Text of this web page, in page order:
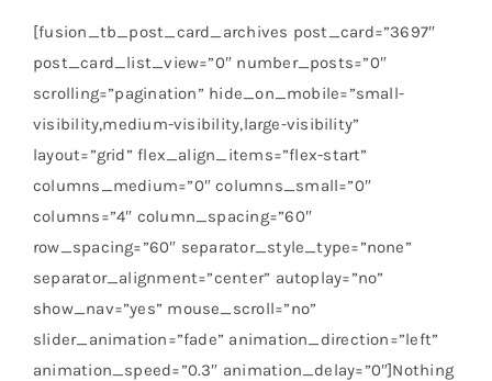
หมวดหมู่
ติดต่อเรา
Shop Now!
[fusion_tb_post_card_archives post_card=”3697″
post_card_list_view=”0″ number_posts=”0″
scrolling=”pagination” hide_on_mobile=”small-
visibility,medium-visibility,large-visibility”
layout=”grid” flex_align_items=”flex-start”
columns_medium=”0″ columns_small=”0″
columns=”4″ column_spacing=”60″
row_spacing=”60″ separator_style_type=”none”
separator_alignment=”center” autoplay=”no”
show_nav=”yes” mouse_scroll=”no”
slider_animation=”fade” animation_direction=”left”
animation_speed=”0.3″ animation_delay=”0″]Nothing